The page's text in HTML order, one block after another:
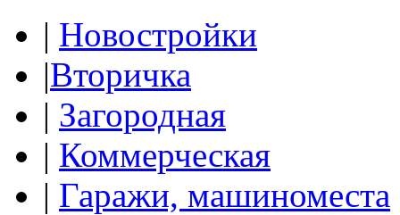
| Новостройки
|Вторичка
| Загородная
| Коммерческая
| Гаражи, машиноместа